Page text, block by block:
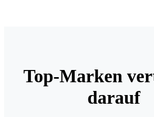
Top-Marken
darauf